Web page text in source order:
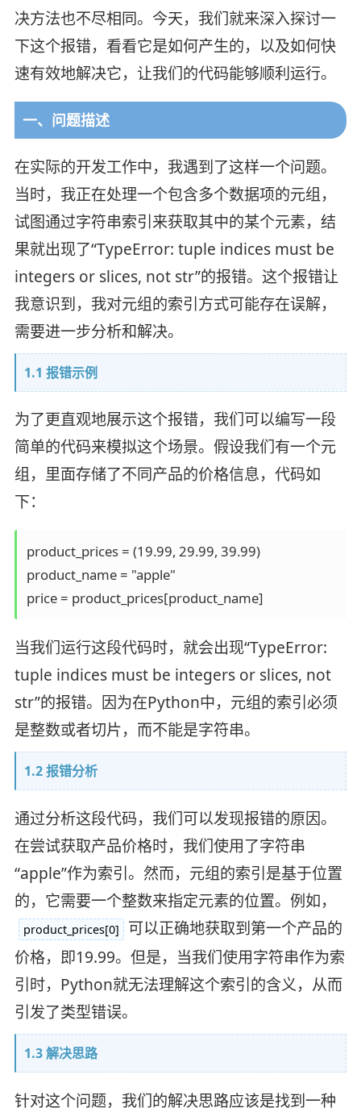
决方法也不尽相同。今天，我们就来深入探讨一
下这个报错，看看它是如何产生的，以及如何快
速有效地解决它，让我们的代码能够顺利运行。
一、问题描述
在实际的开发工作中，我遇到了这样一个问题。
当时，我正在处理一个包含多个数据项的元组，
试图通过字符串索引来获取其中的某个元素，结
果就出现了“TypeError: tuple indices must be
integers or slices, not str”的报错。这个报错让
我意识到，我对元组的索引方式可能存在误解，
需要进一步分析和解决。
1.1 报错示例
为了更直观地展示这个报错，我们可以编写一段
简单的代码来模拟这个场景。假设我们有一个元
组，里面存储了不同产品的价格信息，代码如
下：
product_prices = (19.99, 29.99, 39.99)
product_name = "apple"
当我们运行这段代码时，就会出现“TypeError:
tuple indices must be integers or slices, not
str”的报错。因为在Python中，元组的索引必须
是整数或者切片，而不能是字符串。
1.2 报错分析
通过分析这段代码，我们可以发现报错的原因。
在尝试获取产品价格时，我们使用了字符串
“apple”作为索引。然而，元组的索引是基于位置
的，它需要一个整数来指定元素的位置。例如，
product_prices[0]
可以正确地获取到第一个产品的
价格，即19.99。但是，当我们使用字符串作为索
引时，Python就无法理解这个索引的含义，从而
引发了类型错误。
1.3 解决思路
针对这个问题，我们的解决思路应该是找到一种